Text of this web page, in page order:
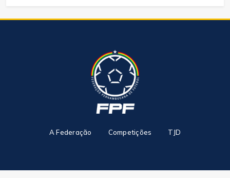
A Federação Competições TJD